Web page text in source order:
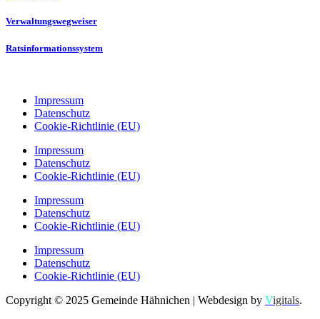
Verwaltungswegweiser
Ratsinformationssystem
Impressum
Datenschutz
Cookie-Richtlinie (EU)
Impressum
Datenschutz
Cookie-Richtlinie (EU)
Impressum
Datenschutz
Cookie-Richtlinie (EU)
Impressum
Datenschutz
Cookie-Richtlinie (EU)
Copyright © 2025 Gemeinde Hähnichen | Webdesign by Vigitals.